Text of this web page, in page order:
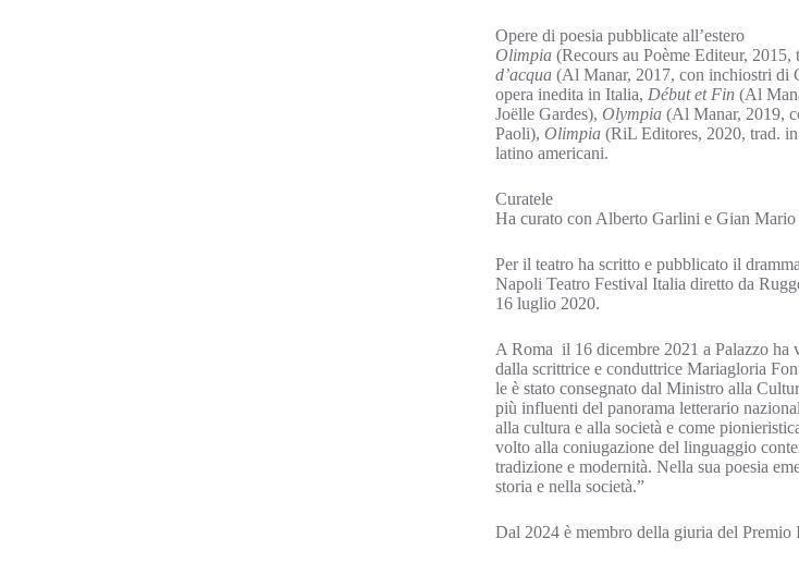
Opere di poesia pubblicate all’estero
Olimpia (Recours au Poème Editeur,
d’acqua (Al Manar, 2017, con inchiostri di
opera inedita in Italia, Début et Fin (Al
Joëlle Gardes), Olympia (Al Manar, 2019,
Paoli), Olimpia (RiL Editores, 2020, trad.
latino americani.
Curatele
Ha curato con Alberto Garlini e Gian
Per il teatro ha scritto e pubblicato il dramma
Napoli Teatro Festival Italia diretto da
16 luglio 2020.
A Roma il 16 dicembre 2021 a Palazzo ha
dalla scrittrice e conduttrice Mariagloria
le è stato consegnato dal Ministro alla
più influenti del panorama letterario
alla cultura e alla società e come
volto alla coniugazione del linguaggio
tradizione e modernità. Nella sua poesia
storia e nella società.”
Dal 2024 è membro della giuria del